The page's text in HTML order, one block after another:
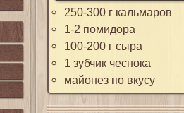
250-300 г кальмаров
1-2 помидора
100-200 г сыра
1 зубчик чеснока
майонез по вкусу